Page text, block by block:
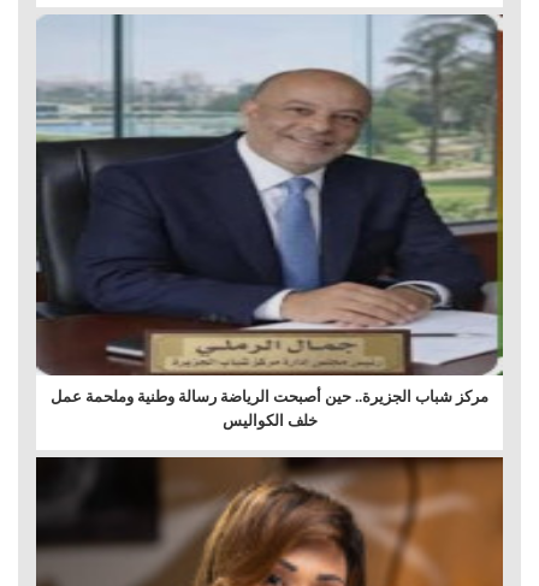
مركز شباب الجزيرة.. حين أصبحت الرياضة رسالة وطنية وملحمة عمل
خلف الكواليس